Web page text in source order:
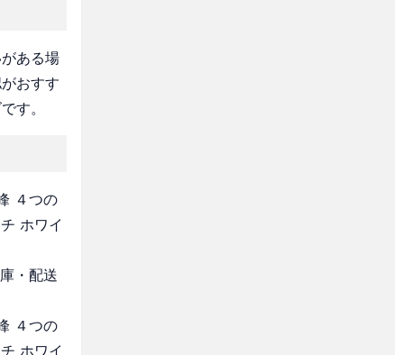
ある場
おすす
す。
４つの
ホワイ
・配送
４つの
ホワイ